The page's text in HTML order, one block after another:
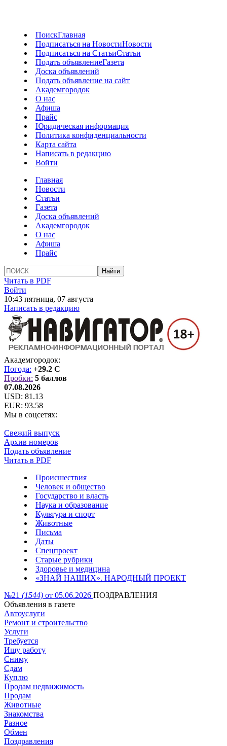
ПоискГлавная
Подписаться на НовостиНовости
Подписаться на СтатьиСтатьи
Подать объявлениеГазета
Доска объявлений
Подать объявление на сайт
Академгородок
О нас
Афиша
Прайс
Юридическая информация
Политика конфиденциальности
Карта сайта
Написать в редакцию
Войти
Главная
Новости
Статьи
Газета
Доска объявлений
Академгородок
О нас
Афиша
Прайс
Читать в PDF
Войти
10:43 пятница, 07 августа
Написать в редакцию
Академгородок:
Погода: +29.2 C
Пробки: 5 баллов
07.08.2026
USD: 81.13
EUR: 93.58
Мы в соцсетях:
Свежий выпуск
Архив номеров
Подать объявление
Читать в PDF
Происшествия
Человек и общество
Государство и власть
Наука и образование
Культура и спорт
Животные
Письма
Даты
Спецпроект
Старые рубрики
Здоровье и медицина
«ЗНАЙ НАШИХ». НАРОДНЫЙ ПРОЕКТ
№21 (1544) от 05.06.2026 ПОЗДРАВЛЕНИЯ
Объявления в газете
Автоуслуги
Ремонт и строительство
Услуги
Требуется
Ищу работу
Сниму
Сдам
Куплю
Продам недвижимость
Продам
Животные
Знакомства
Разное
Обмен
Поздравления